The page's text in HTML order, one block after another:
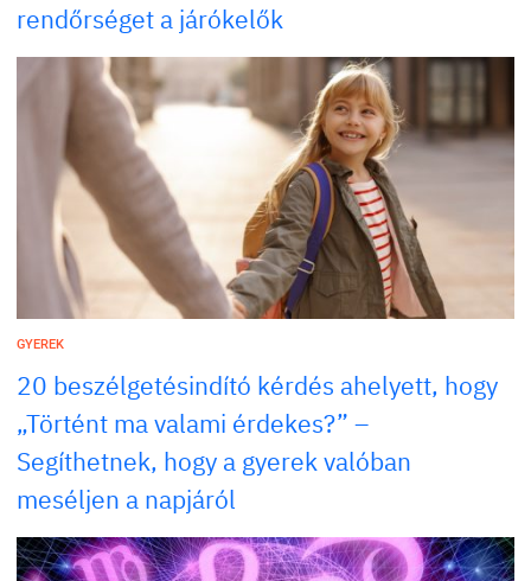
rendőrséget a járókelők
GYEREK
20 beszélgetésindító kérdés ahelyett, hogy
„Történt ma valami érdekes?” –
Segíthetnek, hogy a gyerek valóban
meséljen a napjáról